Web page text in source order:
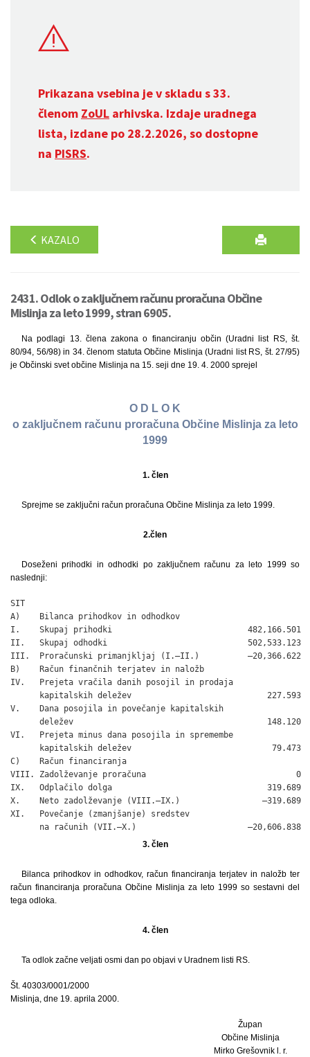
Prikazana vsebina je v skladu s 33.
členom ZoUL arhivska. Izdaje uradnega
lista, izdane po 28.2.2026, so dostopne
na PISRS.
KAZALO
2431. Odlok o zaključnem računu proračuna Občine
Mislinja za leto 1999, stran 6905.
Na podlagi 13. člena zakona o financiranju občin (Uradni list RS, št.
80/94, 56/98) in 34. členom statuta Občine Mislinja (Uradni list RS, št. 27/95)
je Občinski svet občine Mislinja na 15. seji dne 19. 4. 2000 sprejel
O D L O K
o zaključnem računu proračuna Občine Mislinja za leto
1999
1. člen
Sprejme se zaključni račun proračuna Občine Mislinja za leto 1999.
2.člen
Doseženi prihodki in odhodki po zaključnem računu za leto 1999 so
naslednji:
SIT
A)    Bilanca prihodkov in odhodkov
I.    Skupaj prihodki                            482,166.501
II.   Skupaj odhodki                             502,533.123
III.  Proračunski primanjkljaj (I.–II.)          –20,366.622
B)    Račun finančnih terjatev in naložb
IV.   Prejeta vračila danih posojil in prodaja
      kapitalskih deležev                            227.593
V.    Dana posojila in povečanje kapitalskih
      deležev                                        148.120
VI.   Prejeta minus dana posojila in spremembe
      kapitalskih deležev                             79.473
C)    Račun financiranja
VIII. Zadolževanje proračuna                               0
IX.   Odplačilo dolga                                319.689
X.    Neto zadolževanje (VIII.–IX.)                 –319.689
XI.   Povečanje (zmanjšanje) sredstev
      na računih (VII.–X.)                       –20,606.838
3. člen
Bilanca prihodkov in odhodkov, račun financiranja terjatev in naložb ter
račun financiranja proračuna Občine Mislinja za leto 1999 so sestavni del
tega odloka.
4. člen
Ta odlok začne veljati osmi dan po objavi v Uradnem listi RS.
Št. 40303/0001/2000
Mislinja, dne 19. aprila 2000.
Župan
Občine Mislinja
Mirko Grešovnik l. r.